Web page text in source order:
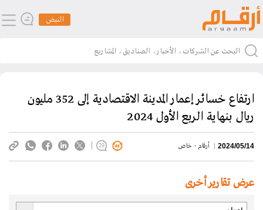
النبض
ارتفاع خسائر إعمار المدينة الاقتصادية إلى 352 مليون
ريال بنهاية الربع الأول 2024
2024/05/14 أرقام - خاص 29
عرض تقارير أخرى